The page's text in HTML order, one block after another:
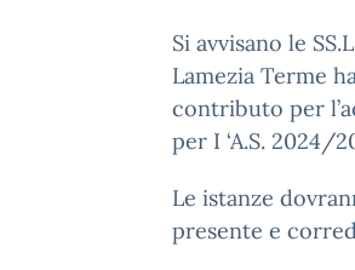
Si avvisano le
Lamezia Terme
contributo per
per I ‘A.S. 2024/
Le istanze
presente e